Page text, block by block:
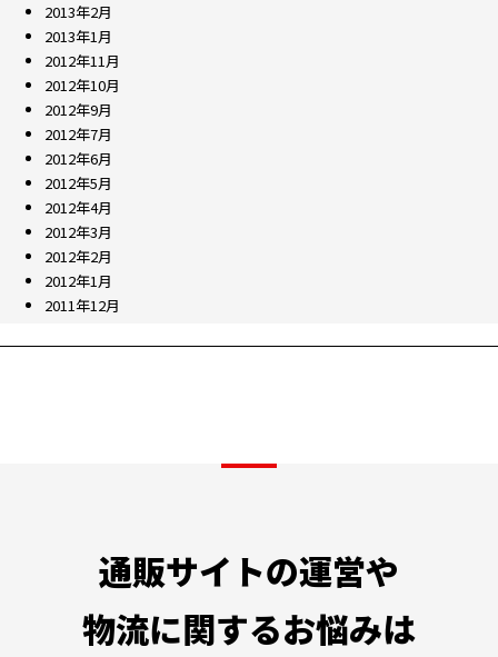
2013年2月
2013年1月
2012年11月
2012年10月
2012年9月
2012年7月
2012年6月
2012年5月
2012年4月
2012年3月
2012年2月
2012年1月
2011年12月
通販サイトの運営や
物流に関するお悩みは